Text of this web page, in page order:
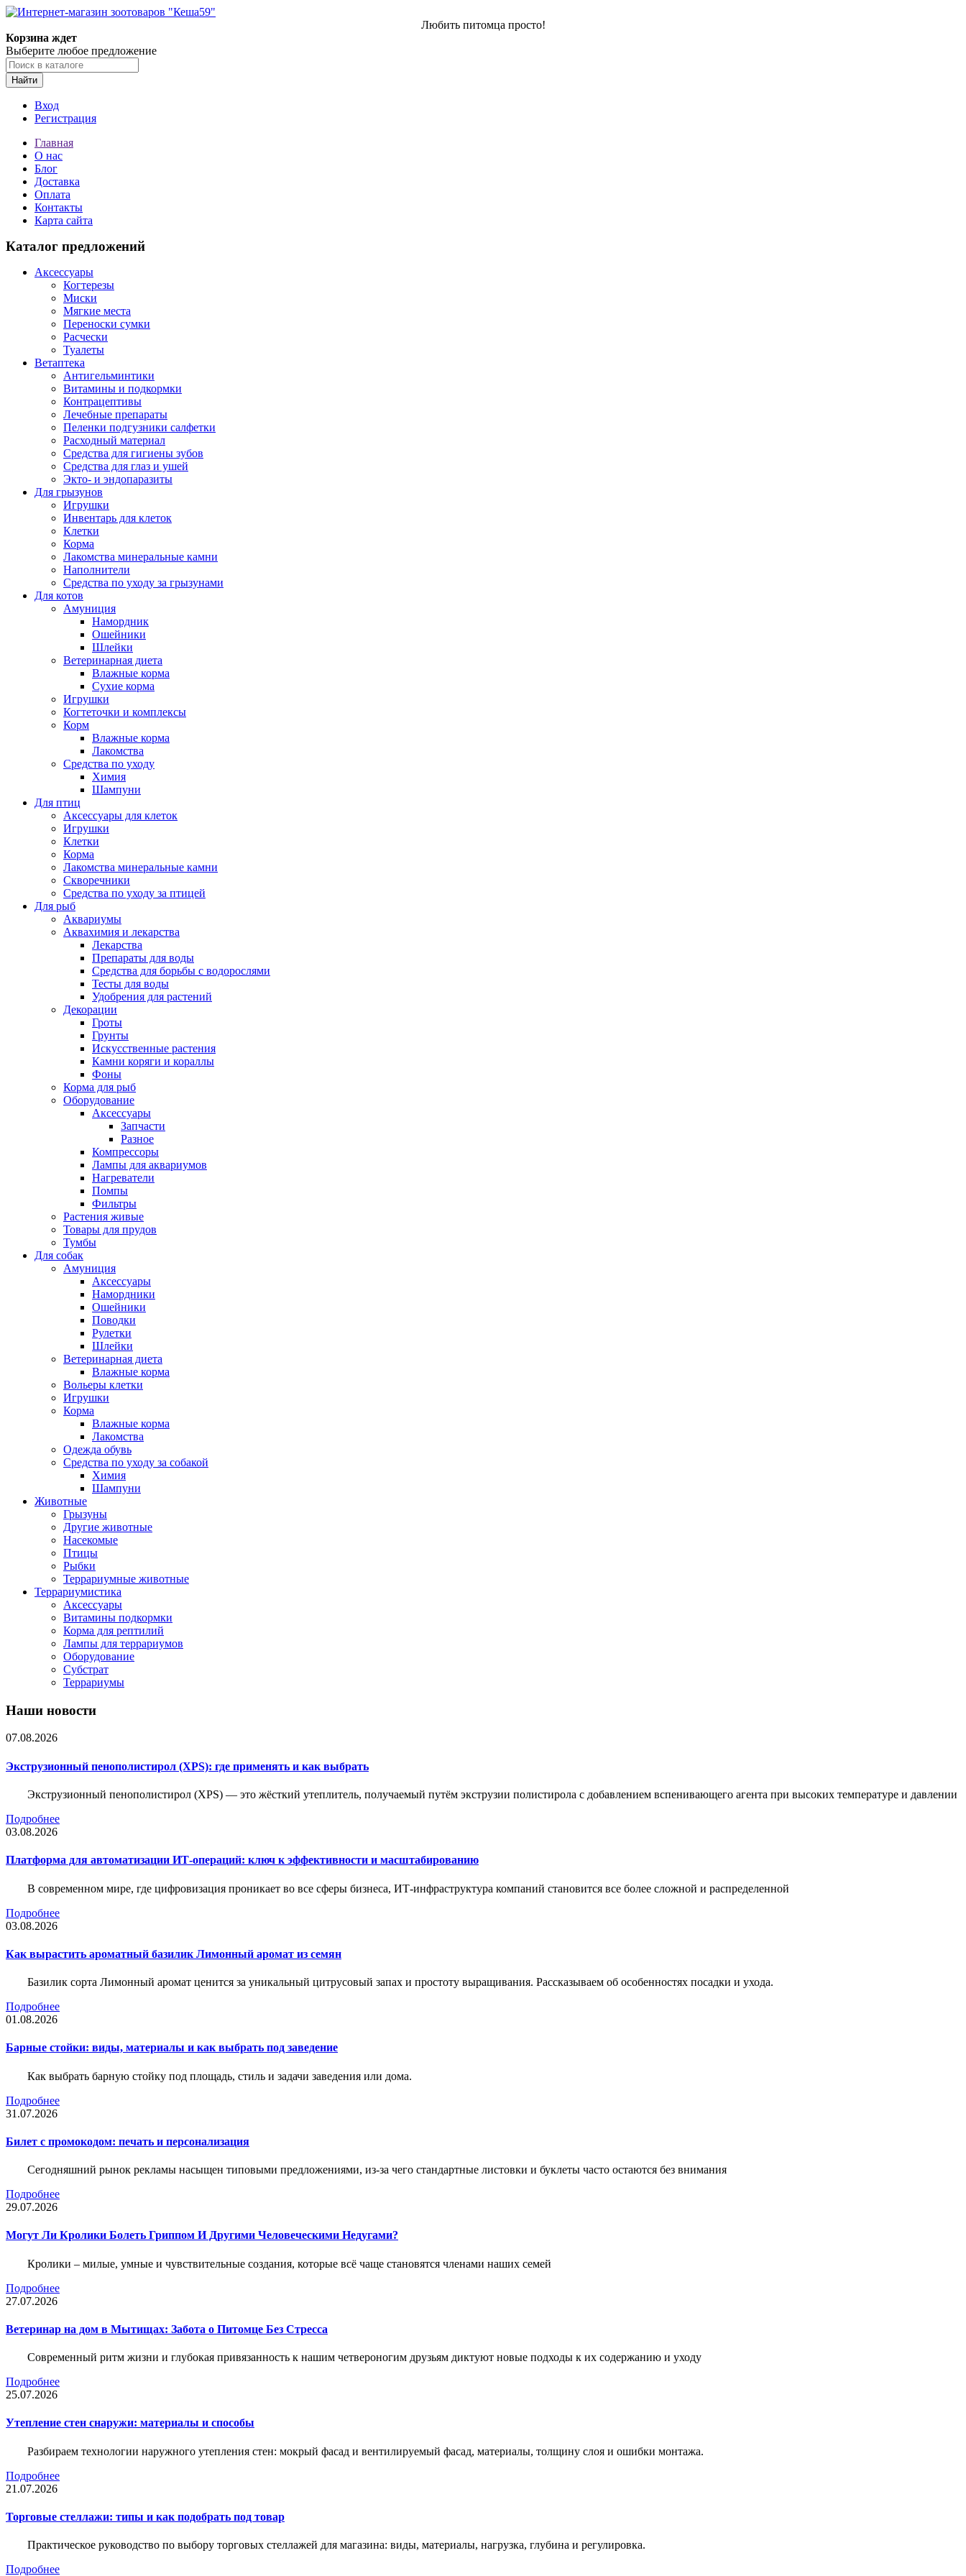
Любить питомца просто!
Корзина ждет
Выберите любое предложение
Найти
Вход
Регистрация
Главная
О нас
Блог
Доставка
Оплата
Контакты
Карта сайта
Каталог предложений
Аксессуары
Когтерезы
Миски
Мягкие места
Переноски сумки
Расчески
Туалеты
Ветаптека
Антигельминтики
Витамины и подкормки
Контрацептивы
Лечебные препараты
Пеленки подгузники салфетки
Расходный материал
Средства для гигиены зубов
Средства для глаз и ушей
Экто- и эндопаразиты
Для грызунов
Игрушки
Инвентарь для клеток
Клетки
Корма
Лакомства минеральные камни
Наполнители
Средства по уходу за грызунами
Для котов
Амуниция
Намордник
Ошейники
Шлейки
Ветеринарная диета
Влажные корма
Сухие корма
Игрушки
Когтеточки и комплексы
Корм
Влажные корма
Лакомства
Средства по уходу
Химия
Шампуни
Для птиц
Аксессуары для клеток
Игрушки
Клетки
Корма
Лакомства минеральные камни
Скворечники
Средства по уходу за птицей
Для рыб
Аквариумы
Аквахимия и лекарства
Лекарства
Препараты для воды
Средства для борьбы с водорослями
Тесты для воды
Удобрения для растений
Декорации
Гроты
Грунты
Искусственные растения
Камни коряги и кораллы
Фоны
Корма для рыб
Оборудование
Аксессуары
Запчасти
Разное
Компрессоры
Лампы для аквариумов
Нагреватели
Помпы
Фильтры
Растения живые
Товары для прудов
Тумбы
Для собак
Амуниция
Аксессуары
Намордники
Ошейники
Поводки
Рулетки
Шлейки
Ветеринарная диета
Влажные корма
Вольеры клетки
Игрушки
Корма
Влажные корма
Лакомства
Одежда обувь
Средства по уходу за собакой
Химия
Шампуни
Животные
Грызуны
Другие животные
Насекомые
Птицы
Рыбки
Террариумные животные
Террариумистика
Аксессуары
Витамины подкормки
Корма для рептилий
Лампы для террариумов
Оборудование
Субстрат
Террариумы
Наши новости
07.08.2026
Экструзионный пенополистирол (XPS): где применять и как выбрать
Экструзионный пенополистирол (XPS) — это жёсткий утеплитель, получаемый путём экструзии полистирола с добавлением вспенивающего агента при высоких температуре и давлении
Подробнее
03.08.2026
Платформа для автоматизации ИТ-операций: ключ к эффективности и масштабированию
В современном мире, где цифровизация проникает во все сферы бизнеса, ИТ-инфраструктура компаний становится все более сложной и распределенной
Подробнее
03.08.2026
Как вырастить ароматный базилик Лимонный аромат из семян
Базилик сорта Лимонный аромат ценится за уникальный цитрусовый запах и простоту выращивания. Рассказываем об особенностях посадки и ухода.
Подробнее
01.08.2026
Барные стойки: виды, материалы и как выбрать под заведение
Как выбрать барную стойку под площадь, стиль и задачи заведения или дома.
Подробнее
31.07.2026
Билет c промокодом: печать и персонализация
Сегодняшний рынок рекламы насыщен типовыми предложениями, из-за чего стандартные листовки и буклеты часто остаются без внимания
Подробнее
29.07.2026
Могут Ли Кролики Болеть Гриппом И Другими Человеческими Недугами?
Кролики – милые, умные и чувствительные создания, которые всё чаще становятся членами наших семей
Подробнее
27.07.2026
Ветеринар на дом в Мытищах: Забота о Питомце Без Стресса
Современный ритм жизни и глубокая привязанность к нашим четвероногим друзьям диктуют новые подходы к их содержанию и уходу
Подробнее
25.07.2026
Утепление стен снаружи: материалы и способы
Разбираем технологии наружного утепления стен: мокрый фасад и вентилируемый фасад, материалы, толщину слоя и ошибки монтажа.
Подробнее
21.07.2026
Торговые стеллажи: типы и как подобрать под товар
Практическое руководство по выбору торговых стеллажей для магазина: виды, материалы, нагрузка, глубина и регулировка.
Подробнее